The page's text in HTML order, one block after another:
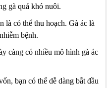
gà quá khó nuôi.
là có thể thu hoạch. Gà ác là
bệnh.
càng có nhiều mô hình gà ác
bạn có thể dễ dàng bắt đầu